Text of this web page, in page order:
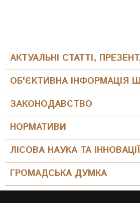
ВІДЕО
АКТУАЛЬНІ СТАТТІ,
ОБ'ЄКТИВНА ІНФОРМАЦІЯ
ЗАКОНОДАВСТВО
НОРМАТИВИ
ЛІСОВА НАУКА ТА ІННОВАЦІЇ
ГРОМАДСЬКА ДУМКА